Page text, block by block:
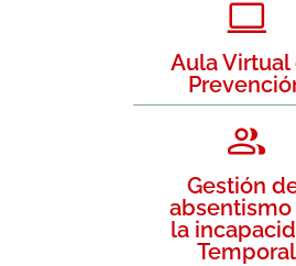
Aula Virtual
Gestión
la
Temporal